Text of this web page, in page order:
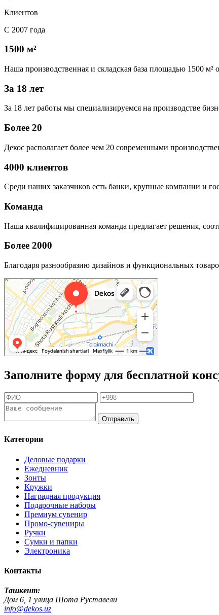
Клиентов
С 2007 года
1500 м²
Наша производственная и складская база площадью 1500
За 18 лет
За 18 лет работы мы специализируемся на производстве
Более 20
Декос располагает более чем 20 современными
4000 клиентов
Среди наших заказчиков есть банки, крупные компании и
Команда
Наша квалифицированная команда предлагает решения,
Более 2000
Благодаря разнообразию дизайнов и функциональных
Заполните форму для бесплатной
Отправить
Категории
Деловые подарки
Ежедневник
Зонты
Кружки
Наградная продукция
Подарочные наборы
Премиум сувенир
Промо-сувениры
Ручки
Сумки и папки
Электроника
Контакты
Ташкент:
Дом 6, 1 улица Шота Руставели
info@dekos.uz